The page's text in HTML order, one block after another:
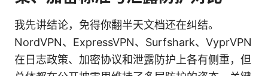
我先讲结论，免得你翻半天文档还在纠结。
NordVPN、ExpressVPN、Surfshark、VyprVPN
在日志政策、加密协议和泄露防护上各有侧重，但